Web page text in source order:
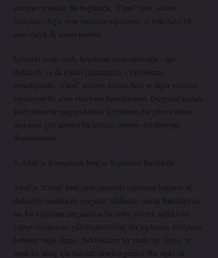
çalışma çabasıdır. Bu bağlamda, “Cami” ismi, sadece
birleştirici değil, aynı zamanda toparlayıcı ve iyileştirici bir
isim olarak da anlam kazanır.
İçimdeki insan tarafı, hayatımın zorlu anlarında – işte,
ilişkilerde ya da kişisel çıkmazlarda – kaybolmuş
hissettiğimde, “Cami” isminin aslında beni ve diğer insanları
toparlayan bir yönü olduğunu hissediyorum. Duygusal açıdan,
kaybolmuş bir parçayı bulma, kaybolmuş bir güveni tekrar
inşa etme gibi manevi bir sürecin simgesi olabileceğini
düşünüyorum.
3. Allah’ın Kavuşturan İsmi ve Toplumsal Birliktelik
Allah’ın “Cami” ismi, aynı zamanda toplumsal bağların ve
ilişkilerin önemini de vurgular. Mühendis olarak bakıldığında,
bu, bir toplumun parçalarının bir araya gelerek sağlıklı bir
yapıyı oluşturması gibi düşünülebilir. Bir toplumda, bireylerin
birbirine bağlı olması, farklılıkların bir arada var olması ve
ortak bir amaç için hareket etmeleri gerekir. Bu, tıpkı bir